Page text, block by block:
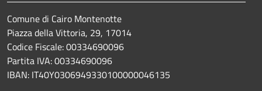
Comune di Cairo Montenotte
Piazza della Vittoria, 29, 17014
Codice Fiscale: 00334690096
Partita IVA: 00334690096
IBAN: IT40Y0306949330100000046135